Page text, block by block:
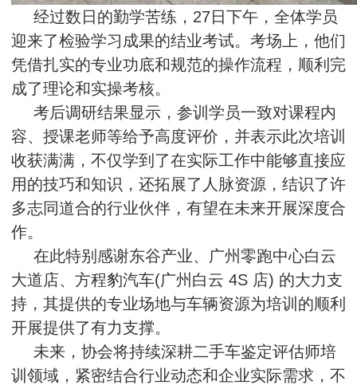
经过数日的勤学苦练，27日下午，全体学员
迎来了检验学习成果的结业考试。考场上，他们
凭借扎实的专业功底和规范的操作流程，顺利完
成了理论和实操考核。
考后调研结果显示，参训学员一致对课程内
容、授课老师等给予高度评价，并表示此次培训
收获满满，不仅学到了在实际工作中能够直接应
用的技巧和知识，还拓展了人脉资源，结识了许
多志同道合的行业伙伴，有望在未来开展深度合
作。
在此特别感谢东谷产业、广州零跑中心白云
大道店、方程豹汽车(广州白云 4S 店) 的大力支
持，其提供的专业场地与车辆资源为培训的顺利
开展提供了有力支撑。
未来，协会将持续深耕二手车鉴定评估师培
训领域，紧密结合行业动态和企业实际需求，不